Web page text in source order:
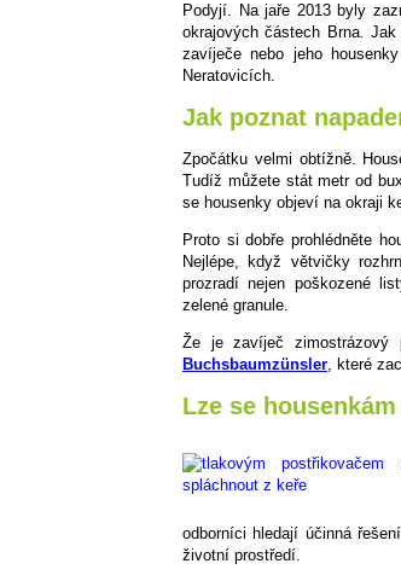
Podyjí. Na jaře 2013 byly
okrajových částech Brna.
zavíječe nebo jeho
Neratovicích.
Jak poznat
Zpočátku velmi obtížně.
Tudíž můžete stát metr od
se housenky objeví na okraji
Proto si dobře prohlédněte
Nejlépe, když větvičky
prozradí nejen poškozené
zelené granule.
Že je zavíječ zimostrázový
Buchsbaumzünsler , které
Lze se
odborníci hledají účinná
životní prostředí.